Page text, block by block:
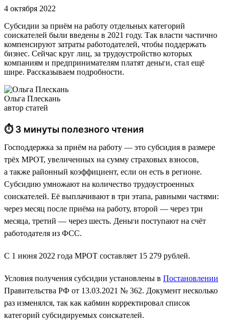
4 октября 2022
Субсидии за приём на работу отдельных категорий
соискателей были введены в 2021 году. Так власти частично
компенсируют затраты работодателей, чтобы поддержать
бизнес. Сейчас круг лиц, за трудоустройство которых
компаниям и предпринимателям платят деньги, стал ещё
шире. Рассказываем подробности.
Ольга Плескань
автор статей
⏱ 3 минуты полезного чтения
Господдержка за приём на работу — это субсидия в размере
трёх МРОТ, увеличенных на сумму страховых взносов,
а также районный коэффициент, если он есть в регионе.
Субсидию умножают на количество трудоустроенных
соискателей. Её выплачивают в три этапа, равными частями:
через месяц после приёма на работу, второй — через три
месяца, третий — через шесть. Деньги поступают на счёт
работодателя из ФСС.
С 1 июня 2022 года МРОТ составляет 15 279 рублей.
Условия получения субсидии установлены в Постановлении
Правительства РФ от 13.03.2021 № 362. Документ несколько
раз изменялся, так как кабмин корректировал список
категорий субсидируемых соискателей.